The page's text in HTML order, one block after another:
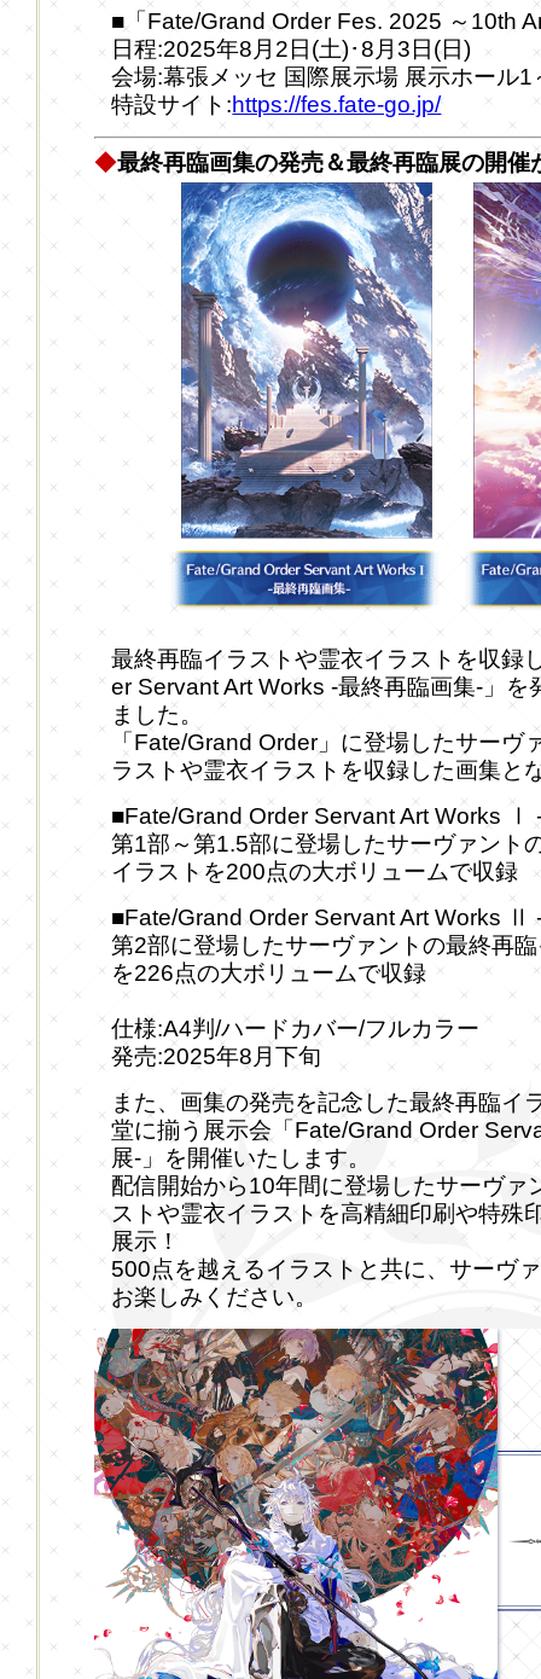
■「Fate/Grand Order Fes. 2025 ～10th
日程:2025年8月2日(土)･8月3日(日)
会場:幕張メッセ 国際展示場 展示ホール1
特設サイト:https://fes.fate-go.jp/
◆最終再臨画集の発売＆最終再臨展の開催
最終再臨イラストや霊衣イラストを収録
er Servant Art Works -最終再臨画集-」を
ました。
「Fate/Grand Order」に登場したサーヴ
ラストや霊衣イラストを収録した画集と
■Fate/Grand Order Servant Art Works Ⅰ
第1部～第1.5部に登場したサーヴァント
イラストを200点の大ボリュームで収録
■Fate/Grand Order Servant Art Works Ⅱ
第2部に登場したサーヴァントの最終再
を226点の大ボリュームで収録
仕様:A4判/ハードカバー/フルカラー
発売:2025年8月下旬
また、画集の発売を記念した最終再臨イ
堂に揃う展示会「Fate/Grand Order
展-」を開催いたします。
配信開始から10年間に登場したサーヴァ
ストや霊衣イラストを高精細印刷や特殊
展示！
500点を越えるイラストと共に、サーヴ
お楽しみください。